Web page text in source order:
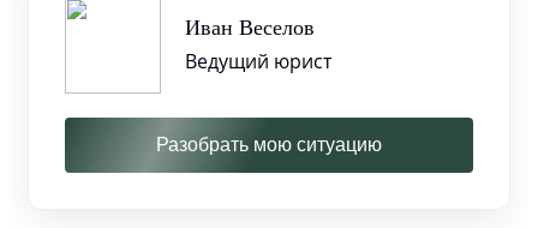
Иван Веселов
Ведущий юрист
Разобрать мою ситуацию